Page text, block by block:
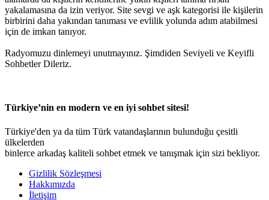
yakalamasına da izin veriyor. Site sevgi ve aşk kategorisi ile kişilerin
birbirini daha yakından tanıması ve evlilik yolunda adım atabilmesi
için de imkan tanıyor.
Radyomuzu dinlemeyi unutmayınız. Şimdiden Seviyeli ve Keyifli
Sohbetler Dileriz.
Türkiye’nin en modern ve en iyi sohbet sitesi!
Türkiye'den ya da tüm Türk vatandaşlarının bulunduğu çesitli
ülkelerden
binlerce arkadaş kaliteli sohbet etmek ve tanışmak için sizi bekliyor.
Gizlilik Sözleşmesi
Hakkımızda
İletişim